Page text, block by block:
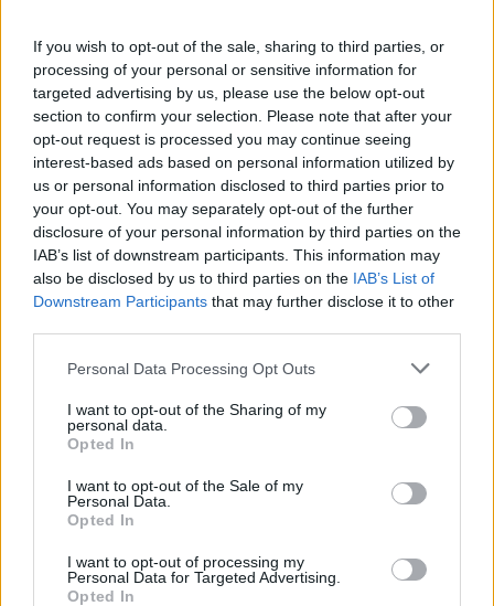
If you wish to opt-out of the sale, sharing to third parties, or
processing of your personal or sensitive information for
targeted advertising by us, please use the below opt-out
section to confirm your selection. Please note that after your
opt-out request is processed you may continue seeing
interest-based ads based on personal information utilized by
us or personal information disclosed to third parties prior to
your opt-out. You may separately opt-out of the further
disclosure of your personal information by third parties on the
IAB’s list of downstream participants. This information may
also be disclosed by us to third parties on the IAB’s List of
Downstream Participants that may further disclose it to other
Personal Data Processing Opt Outs
I want to opt-out of the Sharing of my
personal data.
Opted In
I want to opt-out of the Sale of my
Personal Data.
Opted In
I want to opt-out of processing my
Personal Data for Targeted Advertising.
Opted In
c
h
f